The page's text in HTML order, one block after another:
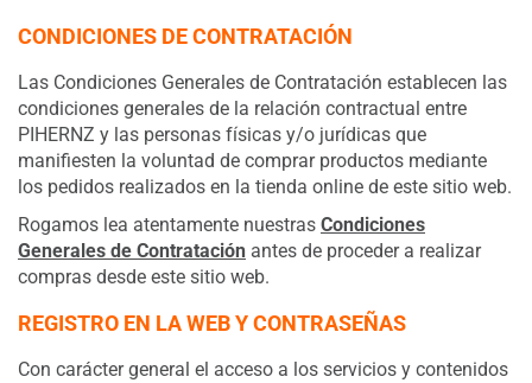
CONDICIONES DE CONTRATACIÓN
Las Condiciones Generales de Contratación establecen las
condiciones generales de la relación contractual entre
PIHERNZ y las personas físicas y/o jurídicas que
manifiesten la voluntad de comprar productos mediante
los pedidos realizados en la tienda online de este sitio web.
Rogamos lea atentamente nuestras Condiciones
Generales de Contratación antes de proceder a realizar
compras desde este sitio web.
REGISTRO EN LA WEB Y CONTRASEÑAS
Con carácter general el acceso a los servicios y contenidos